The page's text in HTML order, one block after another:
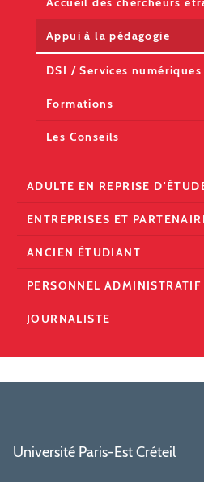
Appui à la pédagogie
DSI / Services numériques
Formations
Les Conseils
ADULTE EN REPRISE
ENTREPRISES ET
ANCIEN ÉTUDIANT
PERSONNEL
JOURNALISTE
Université Paris-Est Créteil